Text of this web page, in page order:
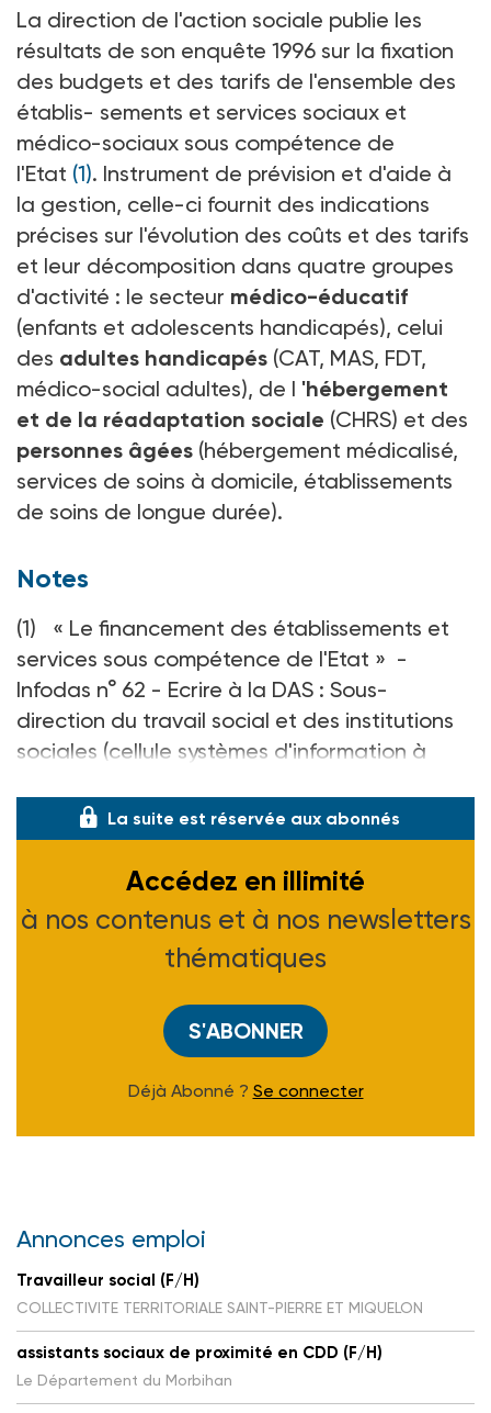
La direction de l'action sociale publie les
résultats de son enquête 1996 sur la fixation
des budgets et des tarifs de l'ensemble des
établis- sements et services sociaux et
médico-sociaux sous compétence de
l'Etat (1). Instrument de prévision et d'aide à
la gestion, celle-ci fournit des indications
précises sur l'évolution des coûts et des tarifs
et leur décomposition dans quatre groupes
d'activité : le secteur médico-éducatif
(enfants et adolescents handicapés), celui
des adultes handicapés (CAT, MAS, FDT,
médico-social adultes), de l 'hébergement
et de la réadaptation sociale (CHRS) et des
personnes âgées (hébergement médicalisé,
services de soins à domicile, établissements
de soins de longue durée).
Notes
(1) « Le financement des établissements et
services sous compétence de l'Etat » -
Infodas n° 62 - Ecrire à la DAS : Sous-
direction du travail social et des institutions
sociales (cellule systèmes d'information à
La suite est réservée aux abonnés
Accédez en illimité
à nos contenus et à nos newsletters
thématiques
S'ABONNER
Déjà Abonné ? Se connecter
Annonces emploi
Travailleur social (F/H)
COLLECTIVITE TERRITORIALE SAINT-PIERRE ET MIQUELON
assistants sociaux de proximité en CDD (F/H)
Le Département du Morbihan